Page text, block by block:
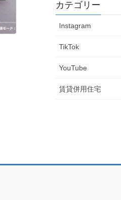
カテゴリー
Instagram
TikTok
YouTube
賃貸併用住宅